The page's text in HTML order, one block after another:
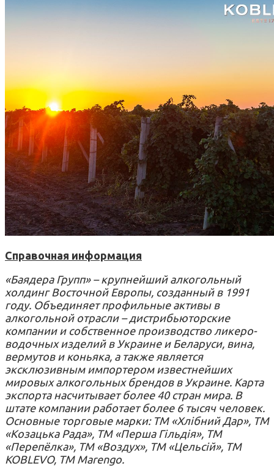
Справочная информация
«Баядера Групп» – крупнейший алкогольный
холдинг Восточной Европы, созданный в 1991
году. Объединяет профильные активы в
алкогольной отрасли – дистрибьюторские
компании и собственное производство ликеро-
водочных изделий в Украине и Беларуси, вина,
вермутов и коньяка, а также является
эксклюзивным импортером известнейших
мировых алкогольных брендов в Украине. Карта
экспорта насчитывает более 40 стран мира. В
штате компании работает более 6 тысяч человек.
Основные торговые марки: ТМ «Хлібний Дар», ТМ
«Козацька Рада», ТМ «Перша Гільдія», ТМ
«Перепёлка», ТМ «Воздух», ТМ «Цельсій», ТМ
KOBLEVO, ТМ Marengo.